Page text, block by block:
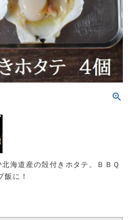
海道産の殻付きホタテ。ＢＢＱ
に！